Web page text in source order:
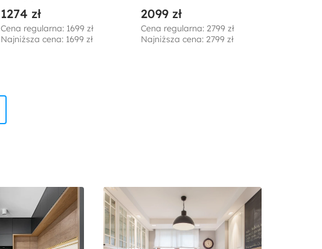
1274 zł
Cena regularna: 1699 zł
Najniższa cena: 1699 zł
2099 zł
Cena regularna: 2799 zł
Najniższa cena: 2799 zł